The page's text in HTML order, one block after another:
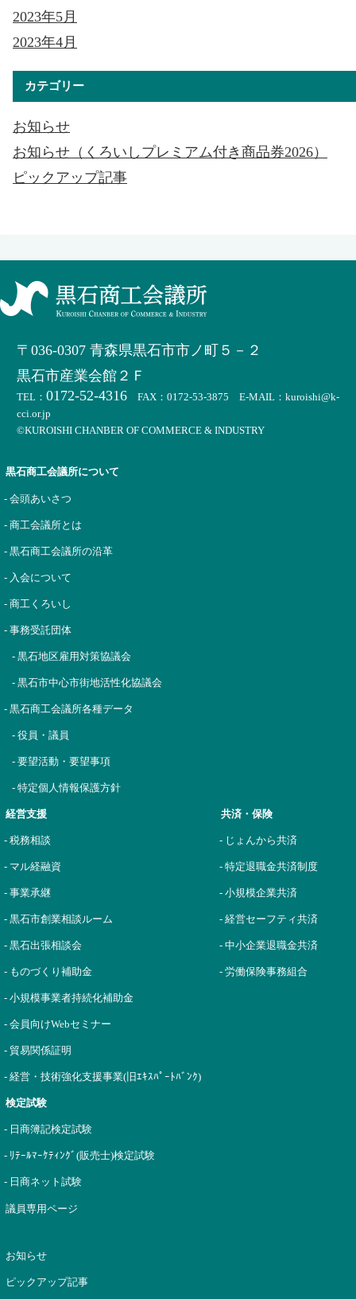
2023年5月
2023年4月
カテゴリー
お知らせ
お知らせ（くろいしプレミアム付き商品券2026）
ピックアップ記事
〒036-0307 青森県黒石市市ノ町５－２
黒石市産業会館２Ｆ
TEL： 0172-52-4316FAX：0172-53-3875 E-MAIL：kuroishi@k-
cci.or.jp
©KUROISHI CHANBER OF COMMERCE & INDUSTRY
黒石商工会議所について
- 会頭あいさつ
- 商工会議所とは
- 黒石商工会議所の沿革
- 入会について
- 商工くろいし
- 事務受託団体
- 黒石地区雇用対策協議会
- 黒石市中心市街地活性化協議会
- 黒石商工会議所各種データ
- 役員・議員
- 要望活動・要望事項
- 特定個人情報保護方針
経営支援
- 税務相談
- マル経融資
- 事業承継
- 黒石市創業相談ルーム
- 黒石出張相談会
- ものづくり補助金
- 小規模事業者持続化補助金
- 会員向けWebセミナー
- 貿易関係証明
- 経営・技術強化支援事業(旧ｴｷｽﾊﾟｰﾄﾊﾞﾝｸ)
共済・保険
- じょんから共済
- 特定退職金共済制度
- 小規模企業共済
- 経営セーフティ共済
- 中小企業退職金共済
- 労働保険事務組合
検定試験
- 日商簿記検定試験
- ﾘﾃｰﾙﾏｰｹﾃｨﾝｸﾞ(販売士)検定試験
- 日商ネット試験
議員専用ページ
お知らせ
ピックアップ記事